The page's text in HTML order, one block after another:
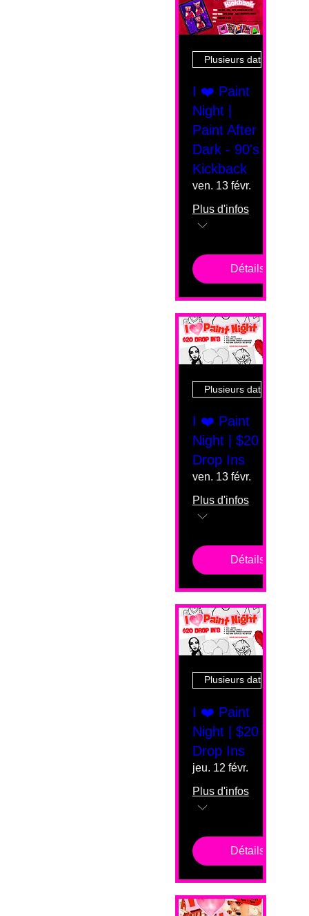
Plusieurs dates
I ❤️ Paint
Night |
Paint After
Dark - 90's
Kickback
ven. 13 févr.
Plus d'infos
Détails
Plusieurs dates
I ❤️ Paint
Night | $20
Drop Ins
ven. 13 févr.
Plus d'infos
Détails
Plusieurs dates
I ❤️ Paint
Night | $20
Drop Ins
jeu. 12 févr.
Plus d'infos
Détails